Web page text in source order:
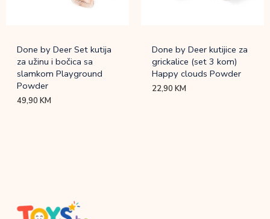
Done by Deer Set kutija
za užinu i bočica sa
slamkom Playground
Powder
49,90KM
Done by Deer kutijice za
grickalice (set 3 kom)
Happy clouds Powder
22,90KM